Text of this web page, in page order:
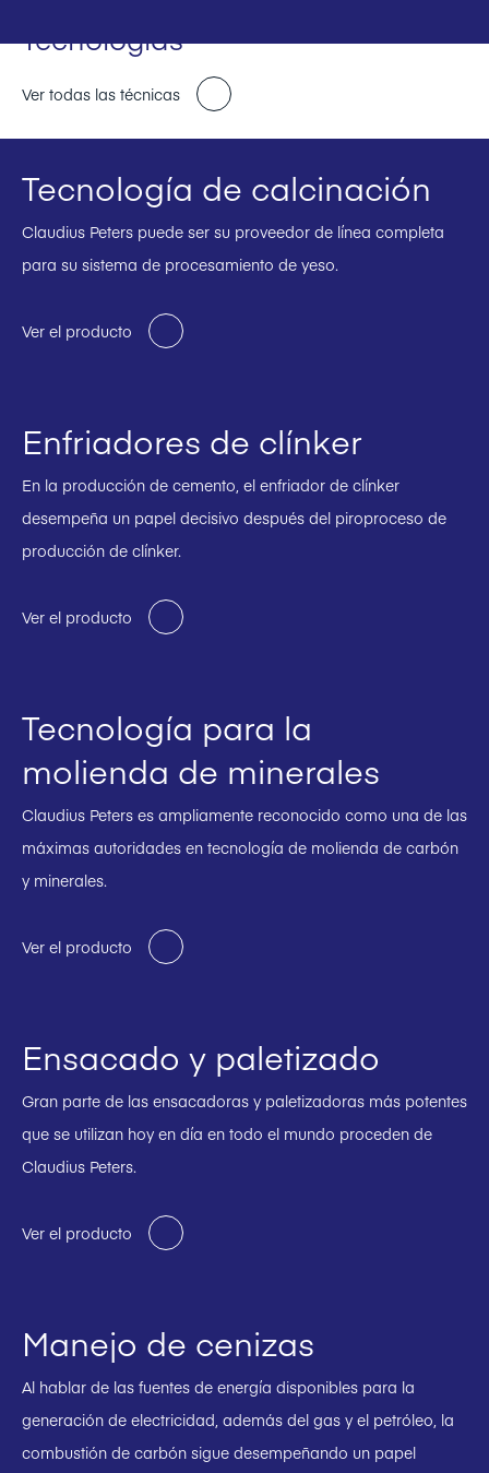
Tecnologías
Ver todas las técnicas
Tecnología de calcinación
Claudius Peters puede ser su proveedor de línea completa
para su sistema de procesamiento de yeso.
Ver el producto
Enfriadores de clínker
En la producción de cemento, el enfriador de clínker
desempeña un papel decisivo después del piroproceso de
producción de clínker.
Ver el producto
Tecnología para la
molienda de minerales
Claudius Peters es ampliamente reconocido como una de las
máximas autoridades en tecnología de molienda de carbón
y minerales.
Ver el producto
Ensacado y paletizado
Gran parte de las ensacadoras y paletizadoras más potentes
que se utilizan hoy en día en todo el mundo proceden de
Claudius Peters.
Ver el producto
Manejo de cenizas
Al hablar de las fuentes de energía disponibles para la
generación de electricidad, además del gas y el petróleo, la
combustión de carbón sigue desempeñando un papel